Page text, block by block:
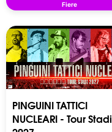
Fiere
PINGUINI TATTICI
NUCLEARI - Tour Stadi